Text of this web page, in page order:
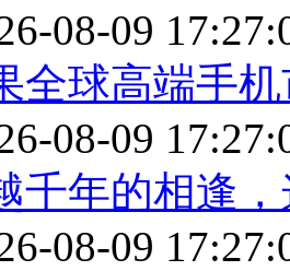
08-09
全球高端手
08-09
千年的相逢
08-09